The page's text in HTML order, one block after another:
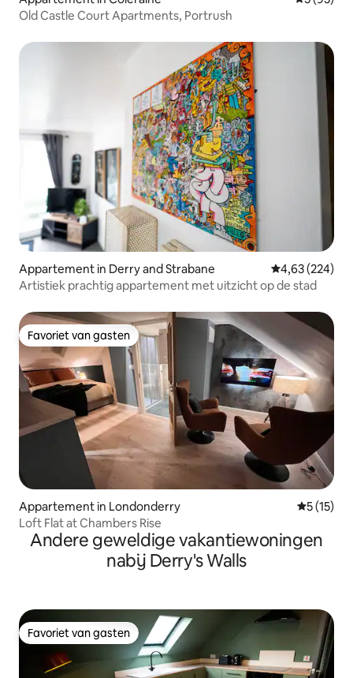
Old Castle Court Apartments, Portrush
Appartement in Derry and Strabane Gemiddelde
4,63 (224)
Artistiek prachtig appartement met uitzicht op de stad
Favoriet van gasten
Favoriet van gasten
Appartement in Londonderry
5 (15)
Loft Flat at Chambers Rise
Andere geweldige vakantiewoningen
nabij Derry's Walls
Favoriet van gasten
Favoriet van gasten